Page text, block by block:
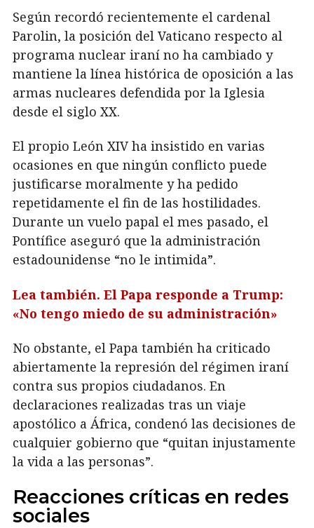
Según recordó recientemente el cardenal
Parolin, la posición del Vaticano respecto al
programa nuclear iraní no ha cambiado y
mantiene la línea histórica de oposición a las
armas nucleares defendida por la Iglesia
desde el siglo XX.
El propio León XIV ha insistido en varias
ocasiones en que ningún conflicto puede
justificarse moralmente y ha pedido
repetidamente el fin de las hostilidades.
Durante un vuelo papal el mes pasado, el
Pontífice aseguró que la administración
estadounidense “no le intimida”.
Lea también. El Papa responde a Trump:
«No tengo miedo de su administración»
No obstante, el Papa también ha criticado
abiertamente la represión del régimen iraní
contra sus propios ciudadanos. En
declaraciones realizadas tras un viaje
apostólico a África, condenó las decisiones de
cualquier gobierno que “quitan injustamente
la vida a las personas”.
Reacciones críticas en redes
sociales